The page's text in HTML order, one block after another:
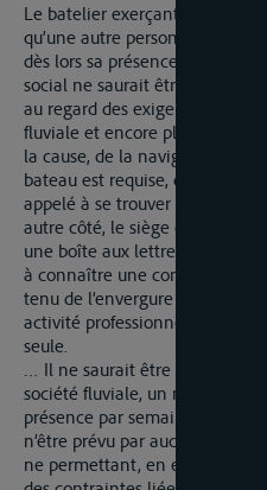
Le batelier exerçant son
qu’une autre personne, ne
dès lors sa présence régulière
social ne saurait être exigée,
au regard des exigences plus
fluviale et encore plus
la cause, de la navigation
bateau est requise, de
appelé à se trouver en dehors
autre côté, le siège de
une boîte aux lettres, ni à un
à connaître une consistance
tenu de l’envergure de
activité professionnelle
seule.
… Il ne saurait être exigée de
société fluviale, un nombre
présence par semaine au
n’être prévu par aucune
ne permettant, en effet, pas